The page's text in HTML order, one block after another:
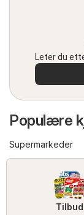
Leter du
Populære
Supermarkeder
Tilbud